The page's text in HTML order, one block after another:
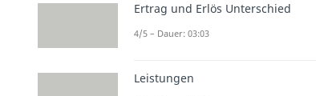
Ertrag und Erlös Unterschied
4/5 – Dauer: 03:03
Leistungen